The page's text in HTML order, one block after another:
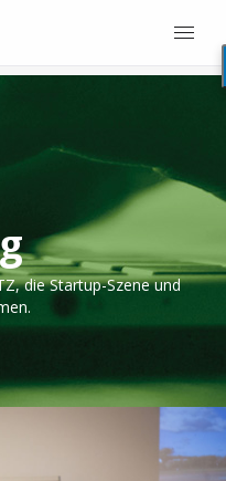
die Startup-Szene und